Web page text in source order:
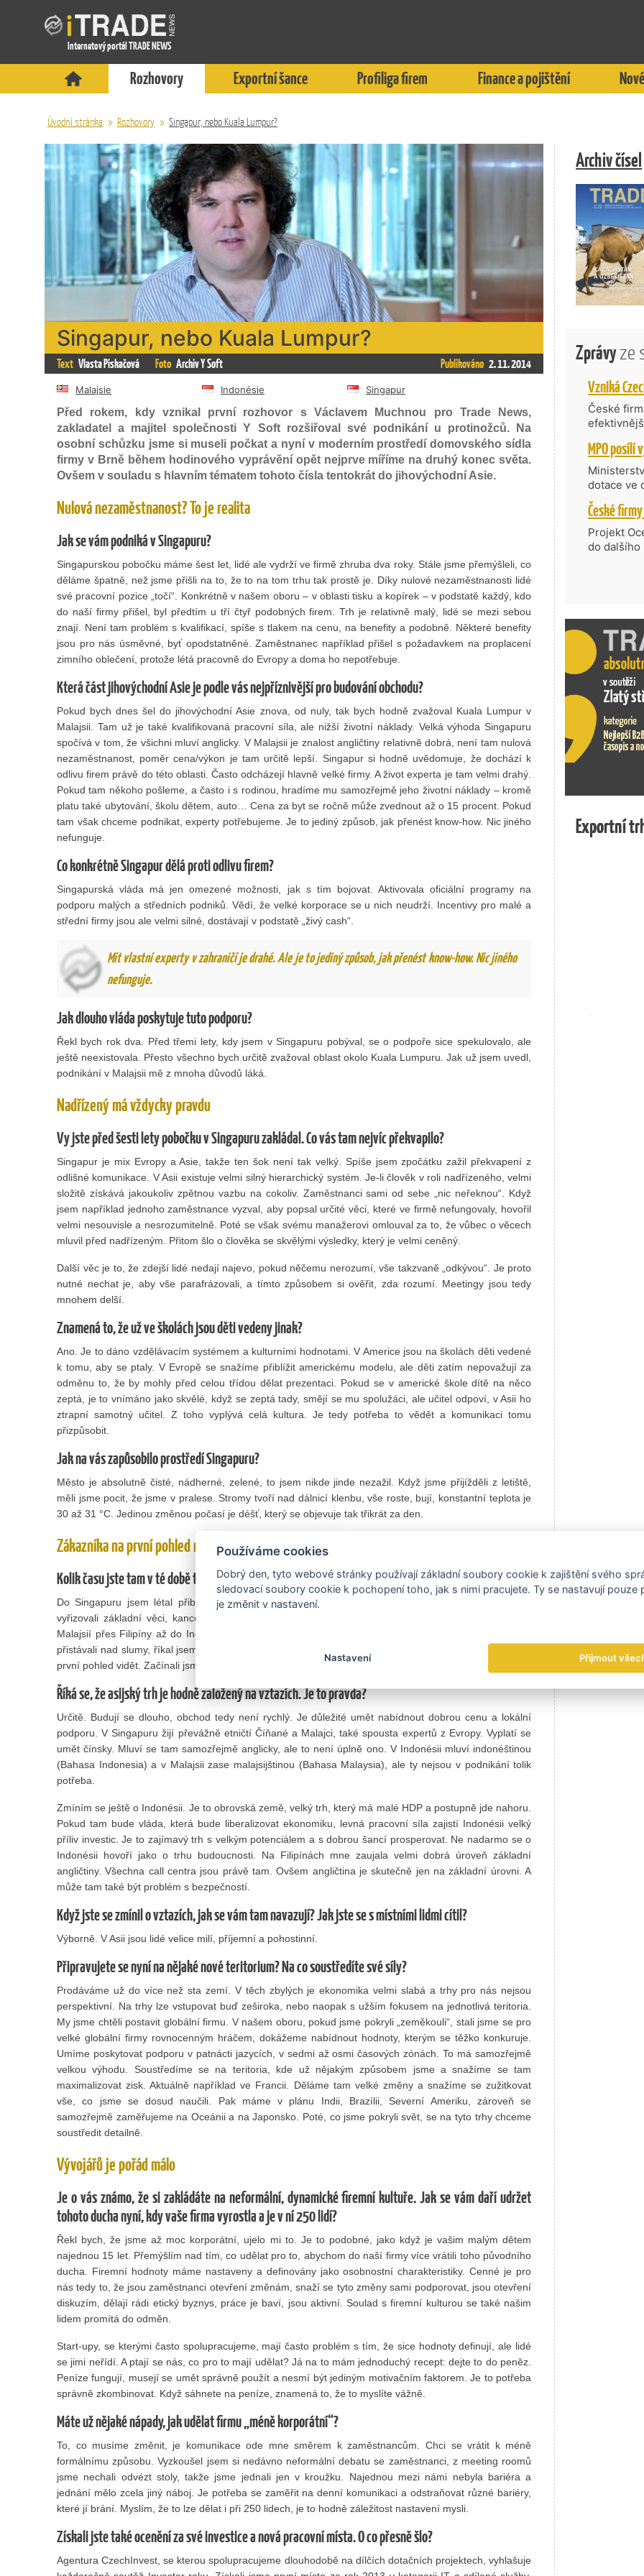
Internetový portál TRADE NEWS
Rozhovory Exportní šance Profiliga firem Finance a pojištění
Úvodní stránka » Rozhovory » Singapur, nebo Kuala Lumpur?
Singapur, nebo Kuala Lumpur?
Text Vlasta Piskačová Foto Archiv Y Soft Publikováno 2. 11. 2014
Malajsie Indonésie Singapur
Před rokem, kdy vznikal první rozhovor s Václavem Muchnou pro Trade News,
zakladatel a majitel společnosti Y Soft rozšiřoval své podnikání u protinožců. Na
osobní schůzku jsme si museli počkat a nyní v moderním prostředí domovského sídla
firmy v Brně během hodinového vyprávění opět nejprve míříme na druhý konec světa.
Ovšem v souladu s hlavním tématem tohoto čísla tentokrát do jihovýchodní Asie.
Nulová nezaměstnanost? To je realita
Jak se vám podniká v Singapuru?
Singapurskou pobočku máme šest let, lidé ale vydrží ve firmě zhruba dva roky. Stále jsme přemýšleli, co
děláme špatně, než jsme přišli na to, že to na tom trhu tak prostě je. Díky nulové nezaměstnanosti lidé
své pracovní pozice „točí“. Konkrétně v našem oboru – v oblasti tisku a kopírek – v podstatě každý, kdo
do naší firmy přišel, byl předtím u tří čtyř podobných firem. Trh je relativně malý, lidé se mezi sebou
znají. Není tam problém s kvalifikací, spíše s tlakem na cenu, na benefity a podobně. Některé benefity
jsou pro nás úsměvné, byť opodstatněné. Zaměstnanec například přišel s požadavkem na proplacení
zimního oblečení, protože létá pracovně do Evropy a doma ho nepotřebuje.
Která část jihovýchodní Asie je podle vás nejpříznivější pro budování obchodu?
Pokud bych dnes šel do jihovýchodní Asie znova, od nuly, tak bych hodně zvažoval Kuala Lumpur v
Malajsii. Tam už je také kvalifikovaná pracovní síla, ale nižší životní náklady. Velká výhoda Singapuru
spočívá v tom, že všichni mluví anglicky. V Malajsii je znalost angličtiny relativně dobrá, není tam nulová
nezaměstnanost, poměr cena/výkon je tam určitě lepší. Singapur si hodně uvědomuje, že dochází k
odlivu firem právě do této oblasti. Často odcházejí hlavně velké firmy. A život experta je tam velmi drahý.
Pokud tam někoho pošleme, a často i s rodinou, hradíme mu samozřejmě jeho životní náklady – kromě
platu také ubytování, školu dětem, auto… Cena za byt se ročně může zvednout až o 15 procent. Pokud
tam však chceme podnikat, experty potřebujeme. Je to jediný způsob, jak přenést know-how. Nic jiného
nefunguje.
Co konkrétně Singapur dělá proti odlivu firem?
Singapurská vláda má jen omezené možnosti, jak s tím bojovat. Aktivovala oficiální programy na
podporu malých a středních podniků. Vědí, že velké korporace se u nich neudrží. Incentivy pro malé a
střední firmy jsou ale velmi silné, dostávají v podstatě „živý cash“.
Mít vlastní experty v zahraničí je drahé. Ale je to jediný způsob, jak přenést know-how. Nic jiného
nefunguje.
Jak dlouho vláda poskytuje tuto podporu?
Řekl bych rok dva. Před třemi lety, kdy jsem v Singapuru pobýval, se o podpoře sice spekulovalo, ale
ještě neexistovala. Přesto všechno bych určitě zvažoval oblast okolo Kuala Lumpuru. Jak už jsem uvedl,
podnikání v Malajsii mě z mnoha důvodů láká.
Nadřízený má vždycky pravdu
Vy jste před šesti lety pobočku v Singapuru zakládal. Co vás tam nejvíc překvapilo?
Singapur je mix Evropy a Asie, takže ten šok není tak velký. Spíše jsem zpočátku zažil překvapení z
odlišné komunikace. V Asii existuje velmi silný hierarchický systém. Je-li člověk v roli nadřízeného, velmi
složitě získává jakoukoliv zpětnou vazbu na cokoliv. Zaměstnanci sami od sebe „nic neřeknou“. Když
jsem například jednoho zaměstnance vyzval, aby popsal určité věci, které ve firmě nefungovaly, hovořil
velmi nesouvisle a nesrozumitelně. Poté se však svému manažerovi omlouval za to, že vůbec o věcech
mluvil před nadřízeným. Přitom šlo o člověka se skvělými výsledky, který je velmi ceněný.
Další věc je to, že zdejší lidé nedají najevo, pokud něčemu nerozumí, vše takzvaně „odkývou“. Je proto
nutné nechat je, aby vše parafrázovali, a tímto způsobem si ověřit, zda rozumí. Meetingy jsou tedy
mnohem delší.
Znamená to, že už ve školách jsou děti vedeny jinak?
Ano. Je to dáno vzdělávacím systémem a kulturními hodnotami. V Americe jsou na školách děti vedené
k tomu, aby se ptaly. V Evropě se snažíme přiblížit americkému modelu, ale děti zatím nepovažují za
odměnu to, že by mohly před celou třídou dělat prezentaci. Pokud se v americké škole dítě na něco
zeptá, je to vnímáno jako skvělé, když se zeptá tady, smějí se mu spolužáci, ale učitel odpoví, v Asii ho
ztrapní samotný učitel. Z toho vyplývá celá kultura. Je tedy potřeba to vědět a komunikaci tomu
přizpůsobit.
Jak na vás zapůsobilo prostředí Singapuru?
Město je absolutně čisté, nádherné, zelené, to jsem nikde jinde nezažil. Když jsme přijížděli z letiště,
měli jsme pocit, že jsme v pralese. Stromy tvoří nad dálnicí klenbu, vše roste, bují, konstantní teplota je
30 až 31 °C. Jedinou změnou počasí je déšť, který se objevuje tak třikrát za den.
Zákazníka na první pohled nevidíte
Kolik času jste tam v té době trávil?
Do Singapuru jsem létal přibližně jednou za dva měsíce na týden nebo čtrnáct dní. Nejprve jsme
vyřizovali základní věci, kanceláře, účty a podobně. Pak už jsme cestovali po regionu. Začali jsme
Malajsií přes Filipíny až do Indonésie. To už je ryzí Asie a my jsme se často nestačili divit. Když jsme
přistávali nad slumy, říkal jsem si někdy: co tady dělám, kdo ty naše věci koupí? Zákazník tam není na
první pohled vidět. Začínali jsme ve čtyřech, dnes je v singapurské pobočce sedm lidí.
Říká se, že asijský trh je hodně založený na vztazích. Je to pravda?
Určitě. Budují se dlouho, obchod tedy není rychlý. Je důležité umět nabídnout dobrou cenu a lokální
podporu. V Singapuru žijí převážně etničtí Číňané a Malajci, také spousta expertů z Evropy. Vyplatí se
umět čínsky. Mluví se tam samozřejmě anglicky, ale to není úplně ono. V Indonésii mluví indonéštinou
(Bahasa Indonesia) a v Malajsii zase malajsijštinou (Bahasa Malaysia), ale ty nejsou v podnikání tolik
potřeba.
Zmíním se ještě o Indonésii. Je to obrovská země, velký trh, který má malé HDP a postupně jde nahoru.
Pokud tam bude vláda, která bude liberalizovat ekonomiku, levná pracovní síla zajistí Indonésii velký
příliv investic. Je to zajímavý trh s velkým potenciálem a s dobrou šancí prosperovat. Ne nadarmo se o
Indonésii hovoří jako o trhu budoucnosti. Na Filipínách mne zaujala velmi dobrá úroveň základní
angličtiny. Všechna call centra jsou právě tam. Ovšem angličtina je skutečně jen na základní úrovni. A
může tam také být problém s bezpečností.
Když jste se zmínil o vztazích, jak se vám tam navazují? Jak jste se s místními lidmi cítil?
Výborně. V Asii jsou lidé velice milí, příjemní a pohostinní.
Připravujete se nyní na nějaké nové teritorium? Na co soustředíte své síly?
Prodáváme už do více než sta zemí. V těch zbylých je ekonomika velmi slabá a trhy pro nás nejsou
perspektivní. Na trhy lze vstupovat buď zeširoka, nebo naopak s užším fokusem na jednotlivá teritoria.
My jsme chtěli postavit globální firmu. V našem oboru, pokud jsme pokryli „zeměkouli“, stali jsme se pro
velké globální firmy rovnocenným hráčem, dokážeme nabídnout hodnoty, kterým se těžko konkuruje.
Umíme poskytovat podporu v patnácti jazycích, v sedmi až osmi časových zónách. To má samozřejmě
velkou výhodu. Soustředíme se na teritoria, kde už nějakým způsobem jsme a snažíme se tam
maximalizovat zisk. Aktuálně například ve Francii. Děláme tam velké změny a snažíme se zužitkovat
vše, co jsme se dosud naučili. Pak máme v plánu Indii, Brazílii, Severní Ameriku, zároveň se
samozřejmě zaměřujeme na Oceánii a na Japonsko. Poté, co jsme pokryli svět, se na tyto trhy chceme
soustředit detailně.
Vývojářů je pořád málo
Je o vás známo, že si zakládáte na neformální, dynamické firemní kultuře. Jak se vám daří udržet
tohoto ducha nyní, kdy vaše firma vyrostla a je v ní 250 lidí?
Řekl bych, že jsme až moc korporátní, ujelo mi to. Je to podobné, jako když je vašim malým dětem
najednou 15 let. Přemýšlím nad tím, co udělat pro to, abychom do naší firmy více vrátili toho původního
ducha. Firemní hodnoty máme nastaveny a definovány jako osobnostní charakteristiky. Cenné je pro
nás tedy to, že jsou zaměstnanci otevření změnám, snaží se tyto změny sami podporovat, jsou otevření
diskuzím, dělají rádi etický byznys, práce je baví, jsou aktivní. Soulad s firemní kulturou se také našim
lidem promítá do odměn.
Start-upy, se kterými často spolupracujeme, mají často problém s tím, že sice hodnoty definují, ale lidé
se jimi neřídí. A ptají se nás, co pro to mají udělat? Já na to mám jednoduchý recept: dejte to do peněz.
Peníze fungují, musejí se umět správně použít a nesmí být jediným motivačním faktorem. Je to potřeba
správně zkombinovat. Když sáhnete na peníze, znamená to, že to myslíte vážně.
Máte už nějaké nápady, jak udělat firmu „méně korporátní“?
To, co musíme změnit, je komunikace ode mne směrem k zaměstnancům. Chci se vrátit k méně
formálnímu způsobu. Vyzkoušel jsem si nedávno neformální debatu se zaměstnanci, z meeting roomů
jsme nechali odvézt stoly, takže jsme jednali jen v kroužku. Najednou mezi námi nebyla bariéra a
jednání mělo zcela jiný náboj. Je potřeba se zaměřit na denní komunikaci a odstraňovat různé bariéry,
které jí brání. Myslím, že to lze dělat i při 250 lidech, je to hodně záležitost nastavení mysli.
Získali jste také ocenění za své investice a nová pracovní místa. O co přesně šlo?
Agentura CzechInvest, se kterou spolupracujeme dlouhodobě na dílčích dotačních projektech, vyhlašuje
Archiv čísel
Zprávyze
České
nabídne
zahraniční
dotace ve
Transfer,
Částkou
Projekt
do dalšího
nejen
příběh.
Exportní
Exportní
Používáme cookies
Dobrý den, tyto webové stránky používají základní soubory cookie k zajištění svého
sledovací soubory cookie k pochopení toho, jak s nimi pracujete. Ty se nastavují pouze
je změnit v nastavení.
Nastavení Přijmout